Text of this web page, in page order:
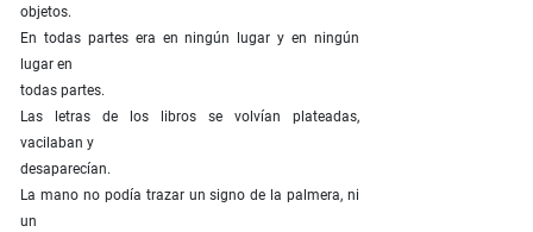
objetos.
En todas partes era en ningún lugar y en ningún
lugar en
todas partes.
Las letras de los libros se volvían plateadas,
vacilaban y
desaparecían.
La mano no podía trazar un signo de la palmera, ni
un